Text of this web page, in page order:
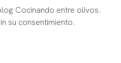
Cocinando entre olivos.
su consentimiento.